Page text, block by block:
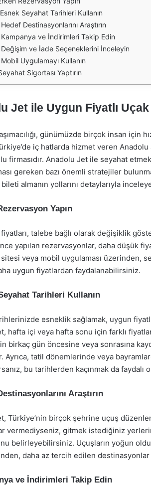
Seyahat Tarihleri Kullanın
Destinasyonlarını Araştırın
ve İndirimleri Takip Edin
ve İade Seçeneklerini İnceleyin
Uygulamayı Kullanın
Sigortası Yaptırın
Jet ile Uygun Fiyatlı Uçak
günümüzde birçok insan için
iç hatlarda hizmet veren Anadolu
firmasıdır. Anadolu Jet ile seyahat
gereken bazı önemli stratejiler
almanın yollarını detaylarıyla
Yapın
talebe bağlı olarak değişiklik
yapılan rezervasyonlar, daha düşük
veya mobil uygulaması üzerinden,
uygun fiyatlardan faydalanabilirsiniz.
Tarihleri Kullanın
esneklik sağlamak, uygun
hafta içi veya hafta sonu için farklı
birkaç gün öncesine veya sonrasına
Ayrıca, tatil dönemlerinde veya
bu tarihlerden kaçınmak da faydalı
Araştırın
Türkiye’nin birçok şehrine uçuş
vermediyseniz, gitmek istediğiniz
belirleyebilirsiniz. Uçuşların yoğun
daha az tercih edilen
ve İndirimleri Takip Edin